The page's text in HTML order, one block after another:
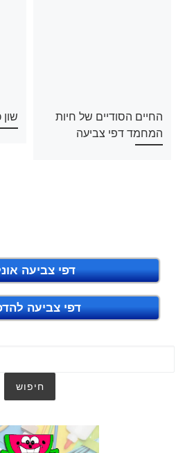
החיים הסודיים של חיות
המחמד דפי צביעה
דפי צביעה
דפי צביעה